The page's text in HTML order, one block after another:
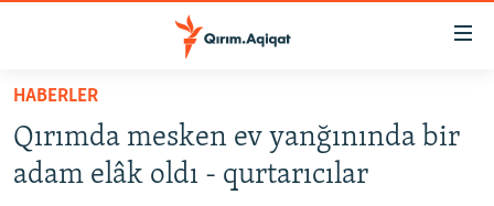
Esas
qaytmaq
Baş
HABERLER
SİYASET
HABERLER
Qırımda mesken ev yanğınında bir
adam elâk oldı - qurtarıcılar